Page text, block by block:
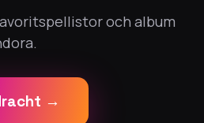
och album
→